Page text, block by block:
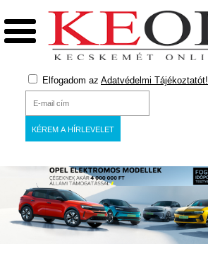
Elfogadom az Adatvédelmi Tájékoztatót!